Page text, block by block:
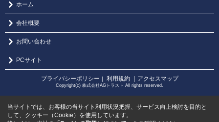
ホーム
会社概要
お問い合わせ
PCサイト
プライバシーポリシー 利用規約 ｜アクセスマップ
Copyright(c) 株式会社AGトラスト All rights reserved.
当サイトでは、お客様の当サイト利用状況把握、サービス向上検討を目的と
して、クッキー（Cookie）を使用しています。